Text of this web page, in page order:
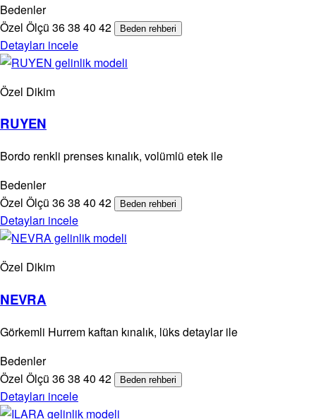
Bedenler
Özel Ölçü 3638 40 42 Beden rehberi
Detayları incele
Özel Dikim
RUYEN
Bordo renkli prenses kınalık, volümlü etek ile
Bedenler
Özel Ölçü 3638 40 42 Beden rehberi
Detayları incele
Özel Dikim
NEVRA
Görkemli Hurrem kaftan kınalık, lüks detaylar ile
Bedenler
Özel Ölçü 3638 40 42 Beden rehberi
Detayları incele